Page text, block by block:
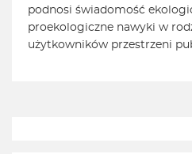
podnosi świadomość
proekologiczne nawyki w
użytkowników przestrzeni